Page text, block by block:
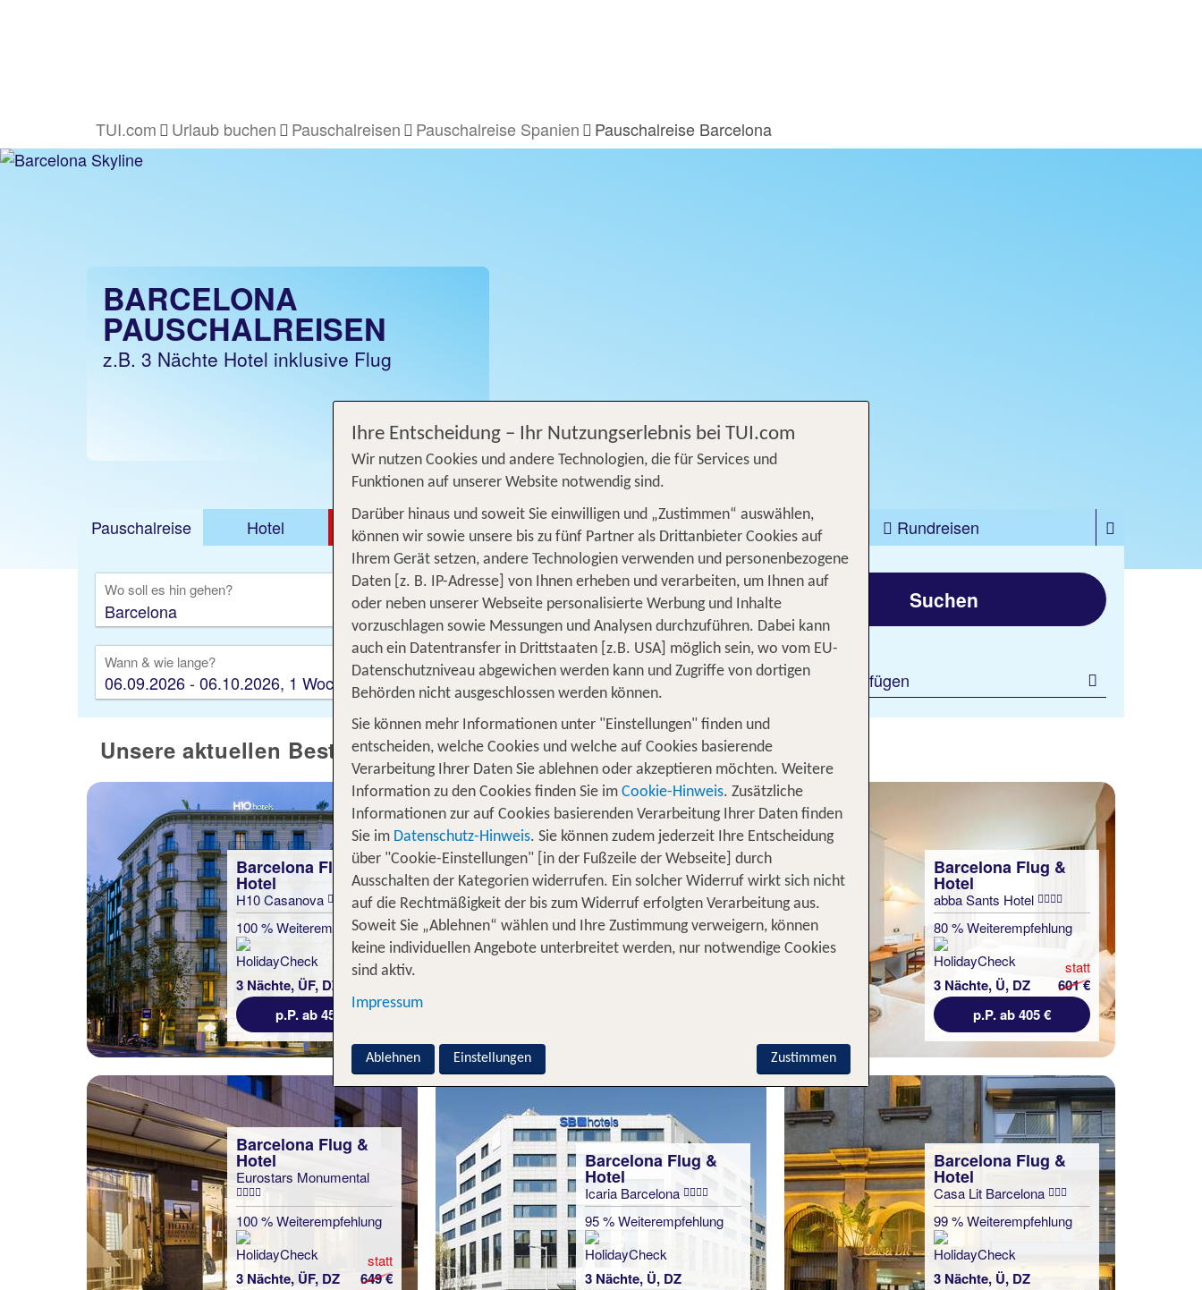
TUI.com Urlaub buchen Pauschalreisen Pauschalreise Spanien Pauschalreise Barcelona
BARCELONA
PAUSCHALREISEN
z.B. 3 Nächte Hotel inklusive Flug
Jetzt ab 452 €
Pauschalreise Hotel DEALS Flug Ferienhaus Mietwagen Kreuzfahrten
Rundreisen
Ausflüge
Camper Privattransfer Zusatzleistungen
Wo soll es hin gehen? Von wo?
Beliebig
Wann & wie lange?
06.09.2026 - 06.10.2026, 1 Woche
Wer reist mit?
2 Erwachsene
Suchen
Filter hinzufügen
Unsere aktuellen Bestseller für eine 3 Tage Barcelona Pauschalreise
Barcelona Flug &
Hotel
H10 Casanova
100 % Weiterempfehlung
3 Nächte, ÜF, DZ
statt
p.P. ab 452 €
Barcelona Flug &
Hotel
Eric Vökel Sagrada
Familia Suites
100 % Weiterempfehlung
Barcelona Flug &
Hotel
abba Sants Hotel
80 % Weiterempfehlung
3 Nächte, Ü, DZ
statt
601 €
p.P. ab 405 €
Barcelona Flug &
Hotel
Eurostars Monumental
100 % Weiterempfehlung
3 Nächte, ÜF, DZ
statt
649 €
Barcelona Flug &
Hotel
Icaria Barcelona
95 % Weiterempfehlung
3 Nächte, Ü, DZ
Barcelona Flug &
Hotel
Casa Lit Barcelona
99 % Weiterempfehlung
3 Nächte, Ü, DZ
Ihre Entscheidung – Ihr Nutzungserlebnis bei TUI.com
Wir nutzen Cookies und andere Technologien, die für Services und
Funktionen auf unserer Website notwendig sind.
Darüber hinaus und soweit Sie einwilligen und „Zustimmen“ auswählen,
können wir sowie unsere bis zu fünf Partner als Drittanbieter Cookies auf
Ihrem Gerät setzen, andere Technologien verwenden und personenbezogene
Daten [z. B. IP-Adresse] von Ihnen erheben und verarbeiten, um Ihnen auf
oder neben unserer Webseite personalisierte Werbung und Inhalte
vorzuschlagen sowie Messungen und Analysen durchzuführen. Dabei kann
auch ein Datentransfer in Drittstaaten [z.B. USA] möglich sein, wo vom EU-
Datenschutzniveau abgewichen werden kann und Zugriffe von dortigen
Behörden nicht ausgeschlossen werden können.
Sie können mehr Informationen unter "Einstellungen" finden und
entscheiden, welche Cookies und welche auf Cookies basierende
Verarbeitung Ihrer Daten Sie ablehnen oder akzeptieren möchten. Weitere
Information zu den Cookies finden Sie im Cookie-Hinweis. Zusätzliche
Informationen zur auf Cookies basierenden Verarbeitung Ihrer Daten finden
Sie im Datenschutz-Hinweis. Sie können zudem jederzeit Ihre Entscheidung
über "Cookie-Einstellungen" [in der Fußzeile der Webseite] durch
Ausschalten der Kategorien widerrufen. Ein solcher Widerruf wirkt sich nicht
auf die Rechtmäßigkeit der bis zum Widerruf erfolgten Verarbeitung aus.
Soweit Sie „Ablehnen“ wählen und Ihre Zustimmung verweigern, können
keine individuellen Angebote unterbreitet werden, nur notwendige Cookies
sind aktiv.
Impressum
Zustimmen
Ablehnen Einstellungen